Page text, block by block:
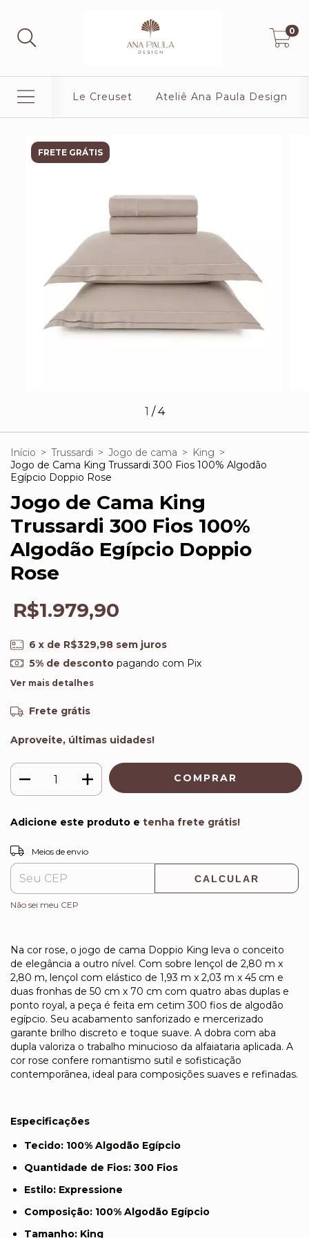
0
Le Creuset Ateliê Ana Paula Design
FRETE GRÁTIS
1 /4
Início > Trussardi > Jogo de cama > King >
Jogo de Cama King Trussardi 300 Fios 100% Algodão
Egípcio Doppio Rose
Jogo de Cama King
Trussardi 300 Fios 100%
Algodão Egípcio Doppio
Rose
R$1.979,90
6 x de R$329,98 sem juros
5% de descontopagando com Pix
Ver mais detalhes
Frete grátis
Aproveite, últimas uidades!
Adicione este produto e tenha frete grátis!
Entregas para o CEP:
Meios de envio
CALCULAR
Não sei meu CEP
Na cor rose, o jogo de cama Doppio King leva o conceito
de elegância a outro nível. Com sobre lençol de 2,80 m x
2,80 m, lençol com elástico de 1,93 m x 2,03 m x 45 cm e
duas fronhas de 50 cm x 70 cm com quatro abas duplas e
ponto royal, a peça é feita em cetim 300 fios de algodão
egípcio. Seu acabamento sanforizado e mercerizado
garante brilho discreto e toque suave. A dobra com aba
dupla valoriza o trabalho minucioso da alfaiataria aplicada. A
cor rose confere romantismo sutil e sofisticação
contemporânea, ideal para composições suaves e refinadas.
Especificações
Tecido: 100% Algodão Egípcio
Quantidade de Fios: 300 Fios
Estilo: Expressione
Composição: 100% Algodão Egípcio
Tamanho: King